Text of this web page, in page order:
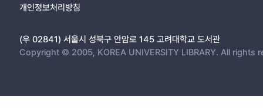
개인정보처리방침
(우 02841) 서울시 성북구 안암로 145 고려대학교 도서관
Copyright © 2005, KOREA UNIVERSITY LIBRARY. All rights